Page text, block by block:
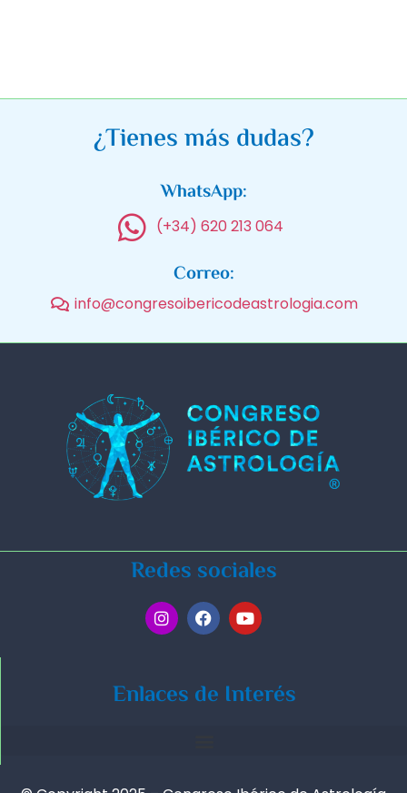
¿Tienes más dudas?
WhatsApp:
(+34) 620 213 064
Correo:
info@congresoibericodeastrologia.com
Redes sociales
Enlaces de Interés